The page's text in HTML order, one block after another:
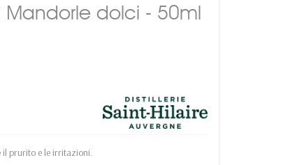
dolci - 50ml
il prurito e le irritazioni.